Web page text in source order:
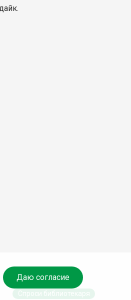
Даю согласие
Спроси библиотекаря